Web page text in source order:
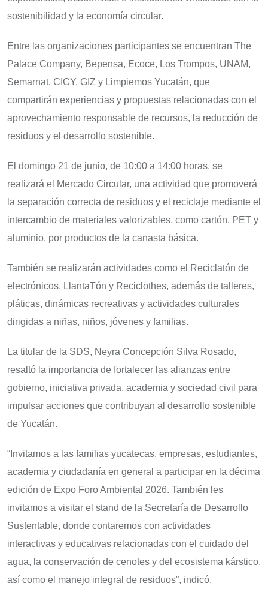
sostenibilidad y la economía circular.
Entre las organizaciones participantes se encuentran The
Palace Company, Bepensa, Ecoce, Los Trompos, UNAM,
Semarnat, CICY, GIZ y Limpiemos Yucatán, que
compartirán experiencias y propuestas relacionadas con el
aprovechamiento responsable de recursos, la reducción de
residuos y el desarrollo sostenible.
El domingo 21 de junio, de 10:00 a 14:00 horas, se
realizará el Mercado Circular, una actividad que promoverá
la separación correcta de residuos y el reciclaje mediante el
intercambio de materiales valorizables, como cartón, PET y
aluminio, por productos de la canasta básica.
También se realizarán actividades como el Reciclatón de
electrónicos, LlantaTón y Reciclothes, además de talleres,
pláticas, dinámicas recreativas y actividades culturales
dirigidas a niñas, niños, jóvenes y familias.
La titular de la SDS, Neyra Concepción Silva Rosado,
resaltó la importancia de fortalecer las alianzas entre
gobierno, iniciativa privada, academia y sociedad civil para
impulsar acciones que contribuyan al desarrollo sostenible
de Yucatán.
“Invitamos a las familias yucatecas, empresas, estudiantes,
academia y ciudadanía en general a participar en la décima
edición de Expo Foro Ambiental 2026. También les
invitamos a visitar el stand de la Secretaría de Desarrollo
Sustentable, donde contaremos con actividades
interactivas y educativas relacionadas con el cuidado del
agua, la conservación de cenotes y del ecosistema kárstico,
así como el manejo integral de residuos”, indicó.